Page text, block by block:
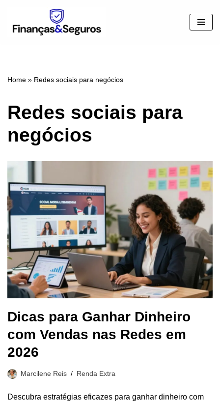
Pular
Home » Redes sociais para negócios
Redes sociais para
negócios
Dicas para Ganhar Dinheiro
com Vendas nas Redes em
2026
Marcilene Reis Renda Extra
Descubra estratégias eficazes para ganhar dinheiro com